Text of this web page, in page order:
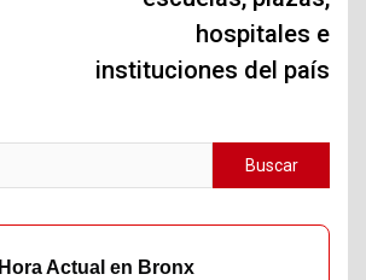
hospitales e
instituciones del país
Hora Actual en Bronx